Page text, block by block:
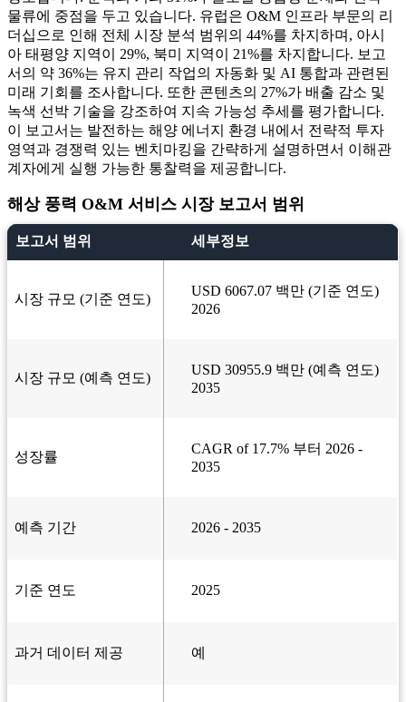
물류에 중점을 두고 있습니다. 유럽은 O&M 인프라 부문의 리
더십으로 인해 전체 시장 분석 범위의 44%를 차지하며, 아시
아 태평양 지역이 29%, 북미 지역이 21%를 차지합니다. 보고
서의 약 36%는 유지 관리 작업의 자동화 및 AI 통합과 관련된
미래 기회를 조사합니다. 또한 콘텐츠의 27%가 배출 감소 및
녹색 선박 기술을 강조하여 지속 가능성 추세를 평가합니다.
이 보고서는 발전하는 해양 에너지 환경 내에서 전략적 투자
영역과 경쟁력 있는 벤치마킹을 간략하게 설명하면서 이해관
계자에게 실행 가능한 통찰력을 제공합니다.
해상 풍력 O&M 서비스 시장 보고서 범위
보고서 범위 세부정보
시장 규모 (기준 연도)
USD 6067.07 백만 (기준 연도)
2026
시장 규모 (예측 연도)
USD 30955.9 백만 (예측 연도)
2035
성장률
CAGR of 17.7% 부터 2026 -
2035
예측 기간 2026 - 2035
기준 연도 2025
과거 데이터 제공 예